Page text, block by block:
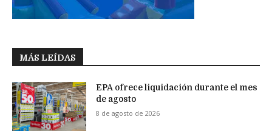
MÁS LEÍDAS
EPA ofrece liquidación durante el mes
de agosto
8 de agosto de 2026